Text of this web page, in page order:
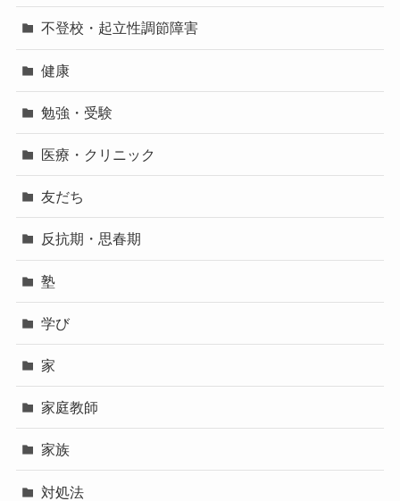
不登校・起立性調節障害
健康
勉強・受験
医療・クリニック
友だち
反抗期・思春期
塾
学び
家
家庭教師
家族
対処法